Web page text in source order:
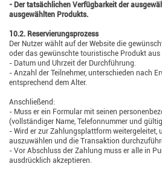
- Der tatsächlichen Verfügbarkeit der
ausgewählten Produkts.
10.2. Reservierungsprozess
Der Nutzer wählt auf der Website die
oder das gewünschte touristische Produkt
- Datum und Uhrzeit der Durchführung.
- Anzahl der Teilnehmer, unterschieden nach
entsprechend dem Alter.
Anschließend:
- Muss er ein Formular mit seinen
(vollständiger Name, Telefonnummer und
- Wird er zur Zahlungsplattform weitergeleitet,
auszuwählen und die Transaktion
- Vor Abschluss der Zahlung muss er alle in
ausdrücklich akzeptieren.